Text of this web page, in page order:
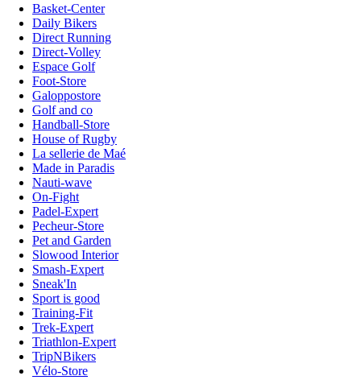
Basket-Center
Daily Bikers
Direct Running
Direct-Volley
Espace Golf
Foot-Store
Galoppostore
Golf and co
Handball-Store
House of Rugby
La sellerie de Maé
Made in Paradis
Nauti-wave
On-Fight
Padel-Expert
Pecheur-Store
Pet and Garden
Slowood Interior
Smash-Expert
Sneak'In
Sport is good
Training-Fit
Trek-Expert
Triathlon-Expert
TripNBikers
Vélo-Store